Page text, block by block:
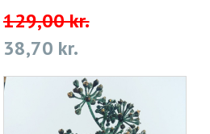
129,00 kr.
38,70 kr.